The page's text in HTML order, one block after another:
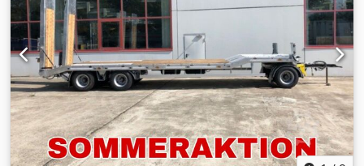
Diâmetro do prato de fixação: 2000 mm Comprimento:
3250 mm, largura: 1700 mm Velocidade de 0,05 até aprox.
0,6 rpm (possível até 1,2 rpm) Dwedpfx Acjx Th Sujtja